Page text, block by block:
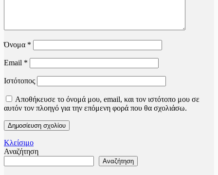
Όνομα *
Email *
Ιστότοπος
Αποθήκευσε το όνομά μου, email, και τον ιστότοπο μου σε
αυτόν τον πλοηγό για την επόμενη φορά που θα σχολιάσω.
Κλείσιμο
Αναζήτηση
Αναζήτηση